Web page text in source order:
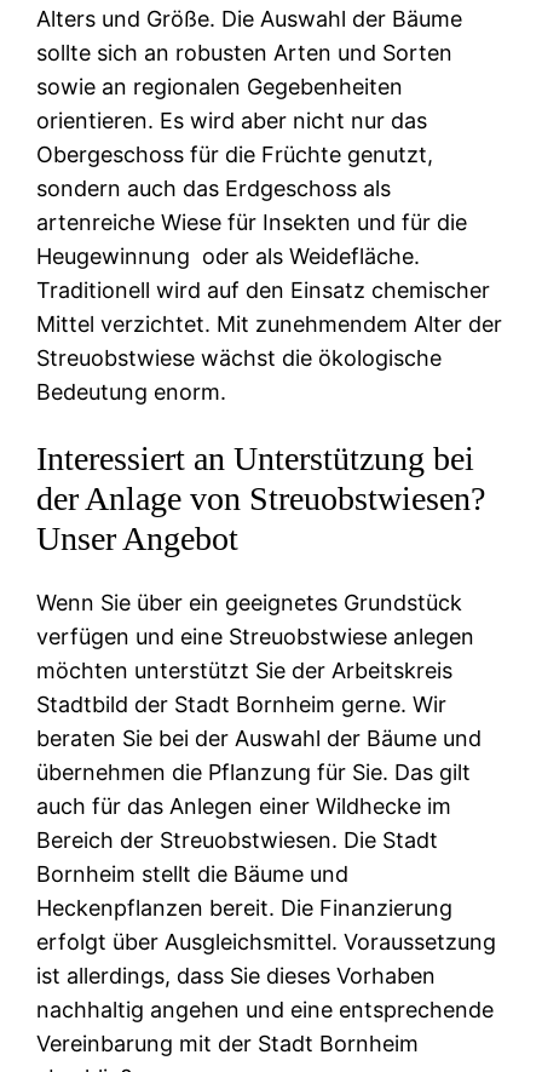
Alters und Größe. Die Auswahl der Bäume
sollte sich an robusten Arten und Sorten
sowie an regionalen Gegebenheiten
orientieren. Es wird aber nicht nur das
Obergeschoss für die Früchte genutzt,
sondern auch das Erdgeschoss als
artenreiche Wiese für Insekten und für die
Heugewinnung oder als Weidefläche.
Traditionell wird auf den Einsatz chemischer
Mittel verzichtet. Mit zunehmendem Alter der
Streuobstwiese wächst die ökologische
Bedeutung enorm.
Interessiert an Unterstützung bei
der Anlage von Streuobstwiesen?
Unser Angebot
Wenn Sie über ein geeignetes Grundstück
verfügen und eine Streuobstwiese anlegen
möchten unterstützt Sie der Arbeitskreis
Stadtbild der Stadt Bornheim gerne. Wir
beraten Sie bei der Auswahl der Bäume und
übernehmen die Pflanzung für Sie. Das gilt
auch für das Anlegen einer Wildhecke im
Bereich der Streuobstwiesen. Die Stadt
Bornheim stellt die Bäume und
Heckenpflanzen bereit. Die Finanzierung
erfolgt über Ausgleichsmittel. Voraussetzung
ist allerdings, dass Sie dieses Vorhaben
nachhaltig angehen und eine entsprechende
Vereinbarung mit der Stadt Bornheim